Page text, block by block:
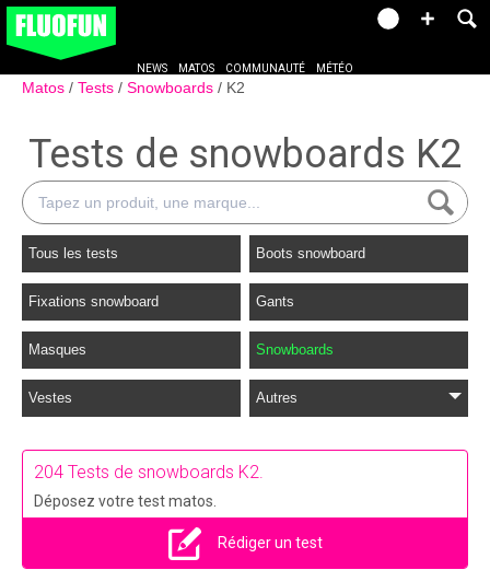
NEWS MATOS COMMUNAUTÉ MÉTÉO
Matos Tests Snowboards K2
Tests de snowboards K2
Tous les tests Boots snowboard
Fixations snowboard Gants
Masques Snowboards
Vestes Autres
204 Tests de snowboards K2.
Déposez votre test matos.
Rédiger un test